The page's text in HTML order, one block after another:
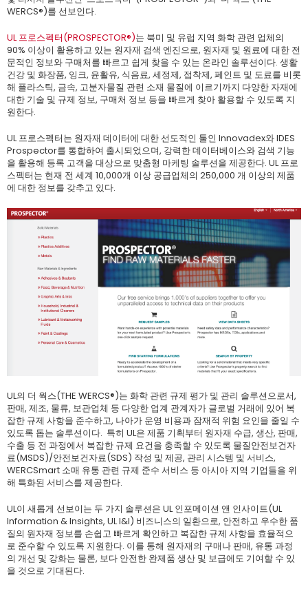
WERCS®)를 선보인다.
UL 프로스펙터(PROSPECTOR®)는 북미 및 유럽 지역 화학 관련 업체의
90% 이상이 활용하고 있는 원자재 검색 엔진으로, 원자재 및 원료에 대한 전
문적인 정보와 구매처를 빠르고 쉽게 찾을 수 있는 온라인 솔루션이다. 생활
건강 및 화장품, 잉크, 윤활유, 식음료, 세정제, 접착제, 페인트 및 도료를 비롯
해 플라스틱, 금속, 고분자물질 관련 소재 물질에 이르기까지 다양한 자재에
대한 기술 및 규제 정보, 구매처 정보 등을 빠르게 찾아 활용할 수 있도록 지
원한다.
UL 프로스펙터는 원자재 데이터에 대한 선도적인 툴인 Innovadex와 IDES
Prospector를 통합하여 출시되었으며, 강력한 데이터베이스와 검색 기능
을 활용해 등록 고객을 대상으로 맞춤형 마케팅 솔루션을 제공한다. UL 프로
스펙터는 현재 전 세계 10,000개 이상 공급업체의 250,000 개 이상의 제품
에 대한 정보를 갖추고 있다.
UL의 더 웍스(THE WERCS®)는 화학 관련 규제 평가 및 관리 솔루션으로서,
판매, 제조, 물류, 보관업체 등 다양한 업계 관계자가 글로벌 거래에 있어 복
잡한 규제 사항을 준수하고, 나아가 운영 비용과 잠재적 위험 요인을 줄일 수
있도록 돕는 솔루션이다. 특히 UL은 제품 기획부터 원자재 수급, 생산, 판매,
수출 등 전 과정에서 복잡한 규제 요건을 충족할 수 있도록 물질안전보건자
료(MSDS)/안전보건자료(SDS) 작성 및 제공, 관리 시스템 및 서비스,
WERCSmart 소매 유통 관련 규제 준수 서비스 등 아시아 지역 기업들을 위
해 특화된 서비스를 제공한다.
UL이 새롭게 선보이는 두 가지 솔루션은 UL 인포메이션 앤 인사이트(UL
Information & Insights, UL I&I) 비즈니스의 일환으로, 안전하고 우수한 품
질의 원자재 정보를 손쉽고 빠르게 확인하고 복잡한 규제 사항을 효율적으
로 준수할 수 있도록 지원한다. 이를 통해 원자재의 구매나 판매, 유통 과정
의 개선 및 강화는 물론, 보다 안전한 완제품 생산 및 보급에도 기여할 수 있
을 것으로 기대된다.